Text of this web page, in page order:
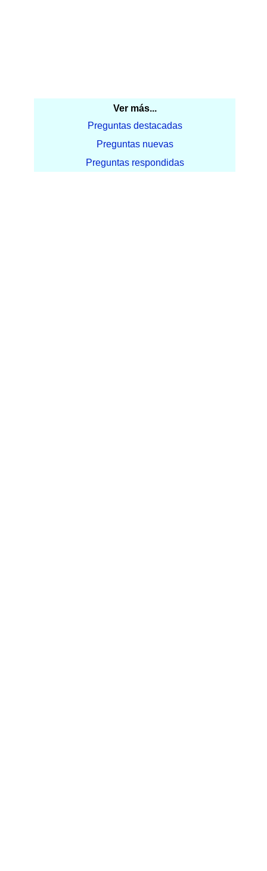
Ver más...
Preguntas destacadas
Preguntas nuevas
Preguntas respondidas